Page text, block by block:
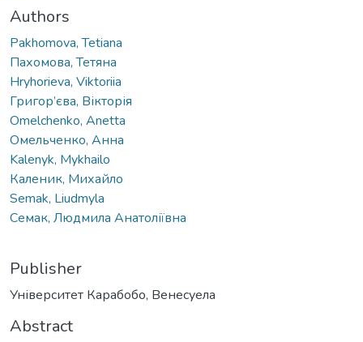
Authors
Раkhomova, Tetiana
Пахомова, Тетяна
Hryhorieva, Viktoriia
Григор’єва, Вікторія
Omelchenko, Anetta
Омельченко, Анна
Kalenyk, Mykhailo
Каленик, Михайло
Semak, Liudmyla
Семак, Людмила Анатоліївна
Publisher
Університет Карабобо, Венесуела
Abstract